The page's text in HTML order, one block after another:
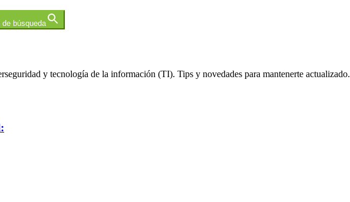
de búsqueda
y tecnología de la información (TI). Tips y novedades para mantenerte actualizado.